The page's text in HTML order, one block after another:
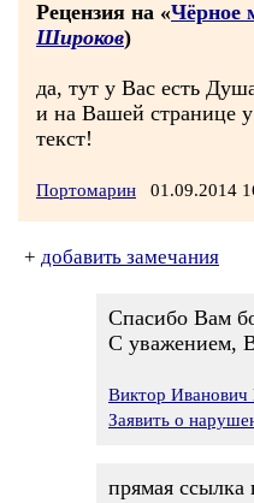
Рецензия на «Чёрное
Широков)
да, тут у Вас есть
и на Вашей странице
текст!
Портомарин 01.09.2014
+ добавить замечания
Спасибо Вам
С уважением,
Виктор
Заявить о
прямая ссылка